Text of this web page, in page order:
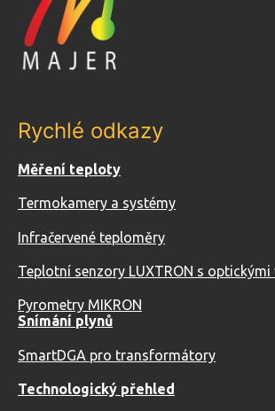
Rychlé odkazy
Měření teploty
Termokamery a systémy
Infračervené teploměry
Teplotní senzory LUXTRON s optickými
Pyrometry MIKRON
Snímání plynů
SmartDGA pro transformátory
Technologický přehled